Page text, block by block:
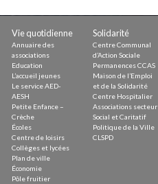
Écoles
Centre de loisirs
Collèges et lycées
Le service AED-AESH
Pôle fruitier
Tourisme
Marchés de plein vent
PAM – Pôle d’Attractivité de Moissac
Zones d’activités économiques
Animations du centre-ville
Annuaire des commerces
Démarchage
Vie quotidienne
Annuaire des
associations
Education
L’accueil jeunes
Le service AED-
AESH
Petite Enfance –
Crèche
Écoles
Centre de loisirs
Collèges et lycées
Plan de ville
Économie
Pôle fruitier
Solidarité
Centre Communal
d’Action Sociale
Permanences CCAS
Maison de l’Emploi
et de la Solidarité
Centre Hospitalier
Associations secteur
Social et Caritatif
Politique de la Ville
CLSPD